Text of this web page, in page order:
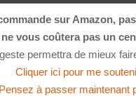
sur Amazon,
vous coûtera pas un
permettra de mieux
Cliquer ici pour me
Pensez à passer maintenant